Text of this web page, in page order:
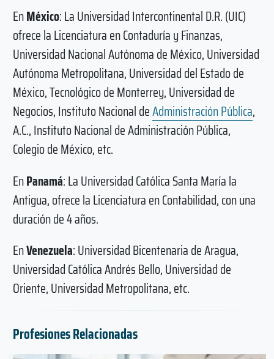
EnMéxico: La Universidad Intercontinental D.R. (UIC)
ofrece la Licenciatura en Contaduría y Finanzas,
Universidad Nacional Autónoma de México, Universidad
Autónoma Metropolitana, Universidad del Estado de
México, Tecnológico de Monterrey, Universidad de
Negocios, Instituto Nacional deAdministración Pública,
A.C., Instituto Nacional de Administración Pública,
Colegio de México, etc.
EnPanamá: La Universidad Católica Santa María la
Antigua, ofrece la Licenciatura en Contabilidad, con una
duración de 4 años.
EnVenezuela: Universidad Bicentenaria de Aragua,
Universidad Católica Andrés Bello, Universidad de
Oriente, Universidad Metropolitana, etc.
Profesiones Relacionadas